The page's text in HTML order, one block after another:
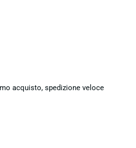
acquisto, spedizione veloce